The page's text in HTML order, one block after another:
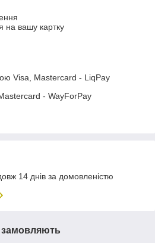
на вашу картку
Visa, Mastercard - LiqPay
- WayForPay
14 днів за домовленістю